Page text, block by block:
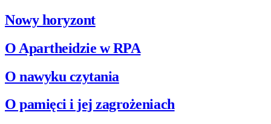
Nowy horyzont
O Apartheidzie w RPA
O nawyku czytania
O pamięci i jej zagrożeniach